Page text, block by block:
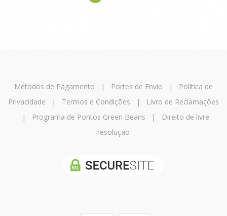
Métodos de Pagamento | Portes de Envio |
Política de
Privacidade | Termos e Condições |
Livro de Reclamações
|
Programa de Pontos Green Beans |
Direito de livre
resolução